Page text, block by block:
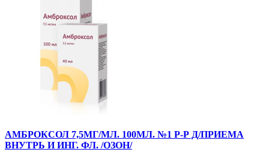
АМБРОКСОЛ 7,5МГ/МЛ. 100МЛ. №1 Р-Р Д/ПРИЕМА
ВНУТРЬ И ИНГ. ФЛ. /ОЗОН/